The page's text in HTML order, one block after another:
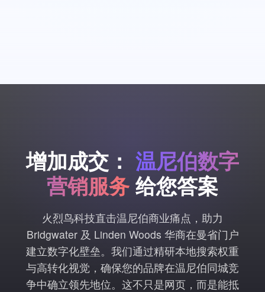
增加成交： 温尼伯数字
营销服务给您答案
火烈鸟科技直击温尼伯商业痛点，助力
Bridgwater 及 Linden Woods 华商在曼省门户
建立数字化壁垒。我们通过精研本地搜索权重
与高转化视觉，确保您的品牌在温尼伯同城竞
争中确立领先地位。这不只是网页，而是能抵